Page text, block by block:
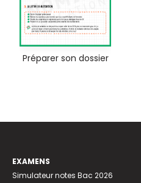
Préparer son dossier
EXAMENS
Simulateur notes Bac 2026